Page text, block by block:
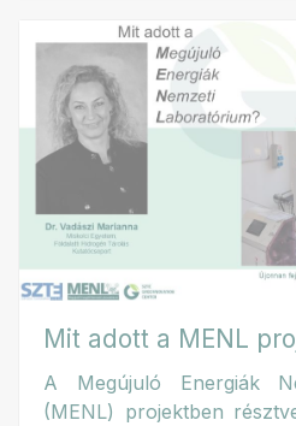
Mit adott a MENL
A Megújuló Energiák
(MENL) projektben